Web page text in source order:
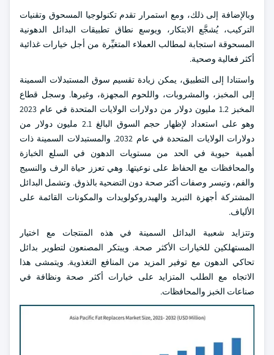
وبالإضافة إلى ذلك، ومع استمرار تقدم تكنولوجيا المسحوق وتقنيات
التركيب، يُشجَّع الابتكار، ويوسع نطاق تطبيقات البدائل الدهونية
المسحوقة استجابة لمطالب العملاء المتغيِّرة من أجل خيارات غذائية
أكثر فعالية وصحية.
واستنادا إلى التطبيق، يمكن زيادة تقسيم سوق المستبدلات السمينة
إلى المخبز، والمشروبات، واللحوم المجهزة، وغيرها. وسجل قطاع
المخبز 1.2 مليون دولار من دولارات الولايات المتحدة في عام 2023
وهو على استعداد لإظهار حجم السوق البالغ 2.1 مليون دولار من
دولارات الولايات المتحدة في عام 2032. والمستبدلات السمينة ذات
أهمية حيوية في الحد من مستويات الدهون في السلع الخبازة
والمحافظات مع الحفاظ على نوعيتها. وهي تعزز حياة الرف والنسيج
والفم، وتيسر وصفات أكثر صحة دون التضحية بالذوق. وتشمل البدائل
المشتركة أجهزة التبريد والهيدروكولويدات والمكونات القائمة على
الألياف.
وتتزايد شعبية البدائل السمينة في هذه المنتجات مع اختيار
المستهلكين للخيارات الأكثر صحة. ويبتكر المصنعون لتطوير بدائل
تحاكي الدهون مع توفير المزيد من المنافع التغذوية. ويتمشى هذا
الاتجاه مع الطلب المتزايد على خيارات أكثر صحة ونظافة في
صناعات الخبز والمحافظات.